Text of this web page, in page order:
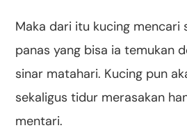
Maka dari itu kucing mencari
panas yang bisa ia temukan
sinar matahari. Kucing pun
sekaligus tidur merasakan
mentari.